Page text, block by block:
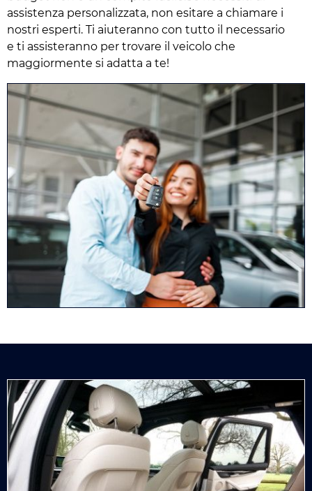
assistenza personalizzata, non esitare a chiamare i
nostri esperti. Ti aiuteranno con tutto il necessario
e ti assisteranno per trovare il veicolo che
maggiormente si adatta a te!